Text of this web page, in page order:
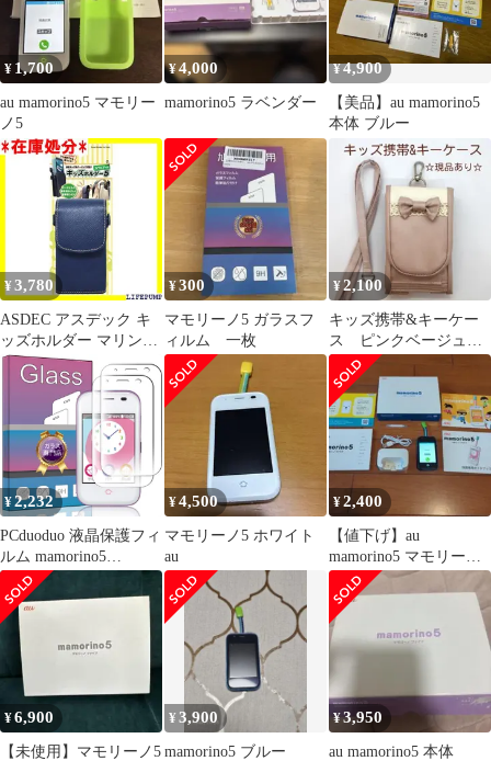
¥ 1,700
au mamorino5 マモリー
ノ5
¥4,000
mamorino5 ラベンダー
¥4,900
【美品】au mamorino5
本体 ブルー
¥ 3,780
ASDEC アスデック キ
ッズホルダー マリンブ
ルー カラビナ付き 子供
ランドセル ポーチ ケー
ス 学習かばん 小学
生/SH-KM5MB 1211
¥300
マモリーノ5 ガラスフ
ィルム 一枚
¥2,100
キッズ携帯&キーケー
ス ピンクベージュラ
ミネート
¥2,232
PCduoduo 液晶保護フィ
ルム mamorino5
mamorino5 飛散防止 硬
度9H 高透過率 日本旭
硝子素材AGC KYF40
KYF40 マモリーノ5 マ
モリーノ5 保護フィル
ム 超薄型 ガラス 液晶
強化ガラス ガラスフィ
ルム
¥4,500
マモリーノ5 ホワイト
au
¥2,400
【値下げ】au
mamorino5 マモリーノ5
ブルー 本体と専用卓上
ホルダ
¥6,900
【未使用】マモリーノ5
¥3,900
mamorino5 ブルー
¥3,950
au mamorino5 本体